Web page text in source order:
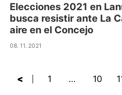
Elecciones 2021 en
busca resistir ante La
aire en el Concejo
08. 11. 2021
< 1 … 10